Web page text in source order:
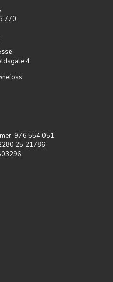
770
4
976 554 051
280 25 21786